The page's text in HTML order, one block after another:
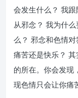
会发生什么？ 我
从邪念？ 我为什
么？ 邪念和色情
痛苦还是快乐？
的所在。你会发现
现色情只会让你痛